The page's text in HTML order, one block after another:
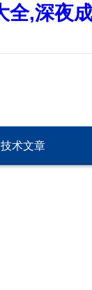
全,深夜
技术文章